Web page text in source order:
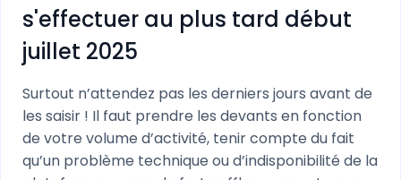
s'effectuer au plus tard début
juillet 2025
Surtout n’attendez pas les derniers jours avant de
les saisir ! Il faut prendre les devants en fonction
de votre volume d’activité, tenir compte du fait
qu’un problème technique ou d’indisponibilité de la